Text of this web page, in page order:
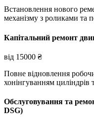
Встановлення нового
механізму з роликами та
Капітальний ремонт
від 15000 ₴
Повне відновлення
хонінгуванням
Обслуговування та
DSG)